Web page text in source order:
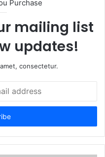
e
Purchase
mailing list
updates!
consectetur.